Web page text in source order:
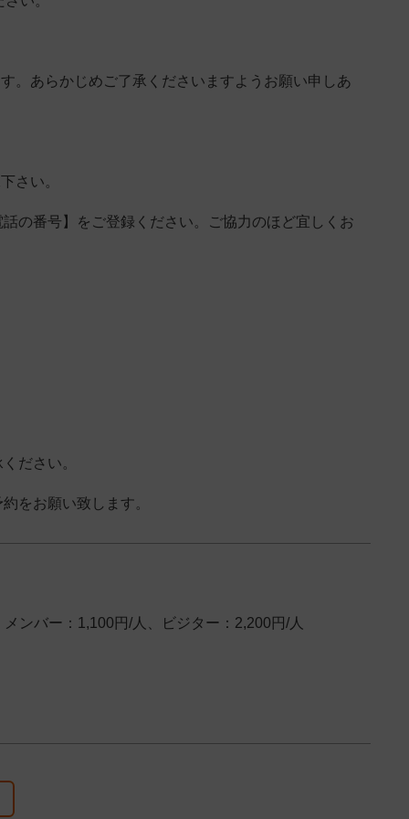
。あらかじめご了承くださいますようお願い申しあ
さい。
の番号】をご登録ください。ご協力のほど宜しくお
ださい。
をお願い致します。
ンバー：1,100円/人、ビジター：2,200円/人